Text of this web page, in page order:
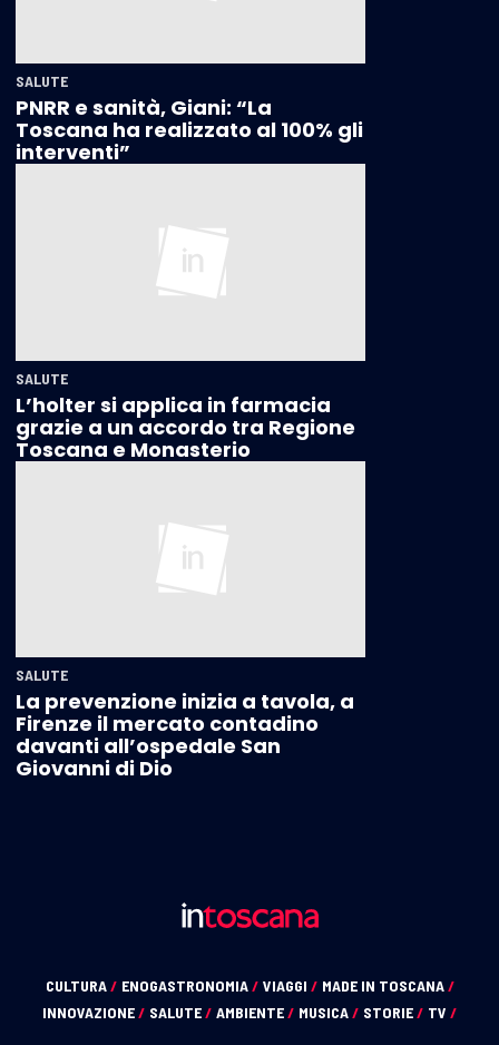
SALUTE
PNRR e sanità, Giani: “La
Toscana ha realizzato al 100% gli
interventi”
SALUTE
L’holter si applica in farmacia
grazie a un accordo tra Regione
Toscana e Monasterio
SALUTE
La prevenzione inizia a tavola, a
Firenze il mercato contadino
davanti all’ospedale San
Giovanni di Dio
CULTURA/ ENOGASTRONOMIA/ VIAGGI / MADE IN TOSCANA/
INNOVAZIONE/ SALUTE/ AMBIENTE/ MUSICA/ STORIE/ TV /